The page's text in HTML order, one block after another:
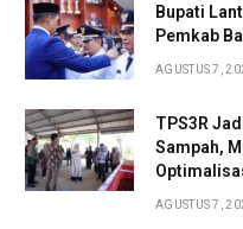
Bupati
Pemkab
AGUSTUS 7,
TPS3R
Sampah,
AGUSTUS 7,